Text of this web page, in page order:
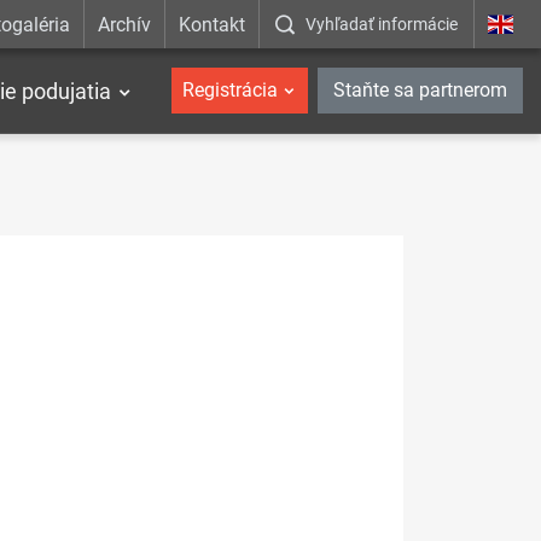
Archív Kontakt Vyhľadať informácie
podujatia Registrácia Staňte sa partnerom